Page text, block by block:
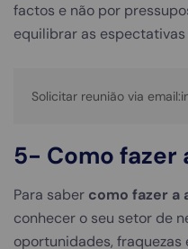
factos e não por
equilibrar as espectativas
Solicitar reunião via
5- Como fazer
Para saber como fazer a
conhecer o seu setor de
oportunidades, fraquezas